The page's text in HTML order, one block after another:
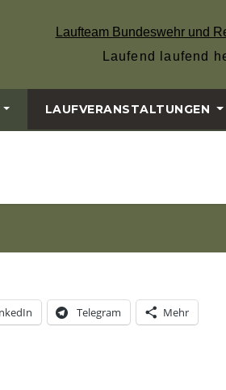
Laufteam Bundeswehr und
Laufend laufend
LAUFVERANSTALTUNGEN
Telegram Mehr